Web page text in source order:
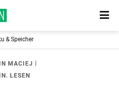
& Speicher
MACIEJ
LESEN